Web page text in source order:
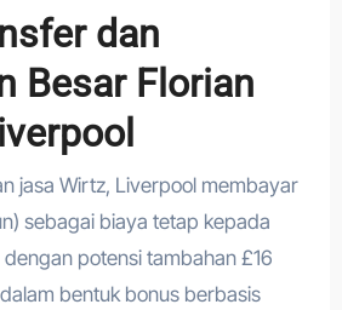
dan
Besar Florian
jasa Wirtz, Liverpool membayar
sebagai biaya tetap kepada
potensi tambahan £16
bentuk bonus berbasis